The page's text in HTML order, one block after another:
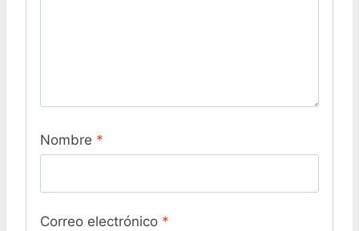
Nombre *
Correo electrónico *